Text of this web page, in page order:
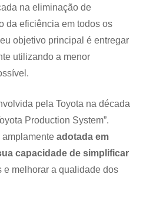
na eliminação de
da eficiência em todos os
objetivo principal é entregar
utilizando a menor
pela Toyota na década
Production System”.
amplamente adotada em
capacidade de simplificar
e melhorar a qualidade dos